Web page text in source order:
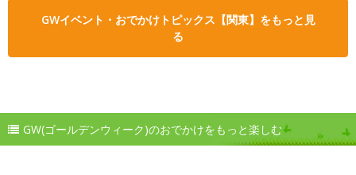
GWイベント・おでかけトピックス【関東】をもっと見
る
GW(ゴールデンウィーク)のおでかけをもっと楽しむ